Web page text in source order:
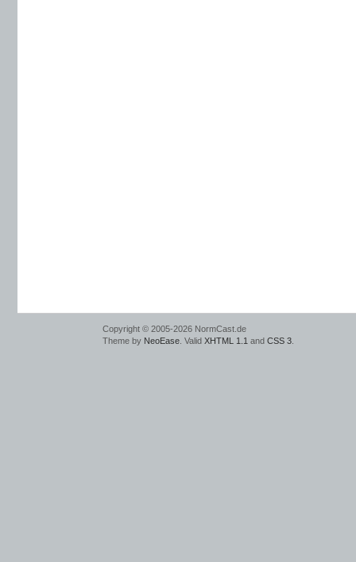
Copyright © 2005-2026 NormCast.de
Theme by NeoEase . Valid XHTML 1.1 and CSS 3